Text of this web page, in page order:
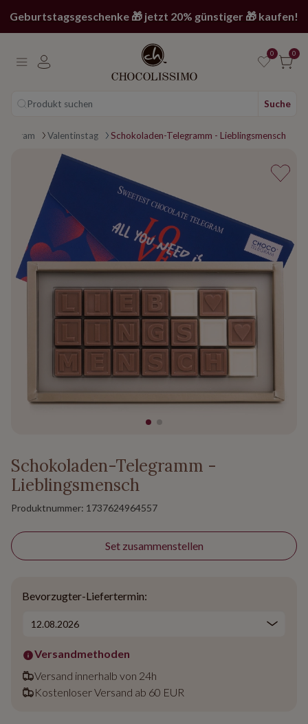
Geburtstagsgeschenke 🎁 jetzt 20% günstiger 🎁 kaufen!
0 0
Produkt suchen Suche
Valentinstag Schokoladen-Telegramm - Lieblingsmensch
Schokoladen-Telegramm -
Lieblingsmensch
Produktnummer: 1737624964557
Set zusammenstellen
Bevorzugter-Liefertermin:
Versandmethoden
Versand innerhalb von 24h
Kostenloser Versand ab 60 EUR